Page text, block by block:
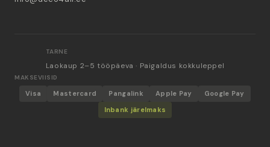
TARNE
Laokaup 2–5 tööpäeva · Paigaldus kokkuleppel
MAKSEVIISID
Visa Mastercard Pangalink Apple Pay
Google Pay
Inbank järelmaks